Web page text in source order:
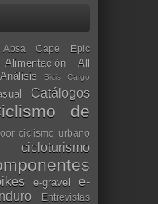
Absa Cape Epic
Alimentación
All
Análisis Bicis Cargo
Catálogos
de
ciclismo urbano
cicloturismo
e-gravel
e-
Entrevistas